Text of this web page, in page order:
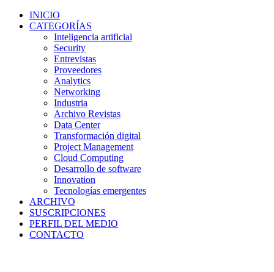
INICIO
CATEGORÍAS
Inteligencia artificial
Security
Entrevistas
Proveedores
Analytics
Networking
Industria
Archivo Revistas
Data Center
Transformación digital
Project Management
Cloud Computing
Desarrollo de software
Innovation
Tecnologías emergentes
ARCHIVO
SUSCRIPCIONES
PERFIL DEL MEDIO
CONTACTO